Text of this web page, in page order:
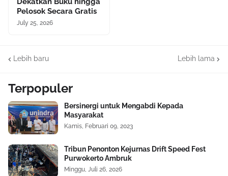
Pelosok Secara Gratis
July 25, 2026
Lebih baru Lebih lama
Terpopuler
Bersinergi untuk Mengabdi Kepada
Masyarakat
Kamis, Februari 09, 2023
Tribun Penonton Kejurnas Drift Speed Fest
Purwokerto Ambruk
Minggu, Juli 26, 2026